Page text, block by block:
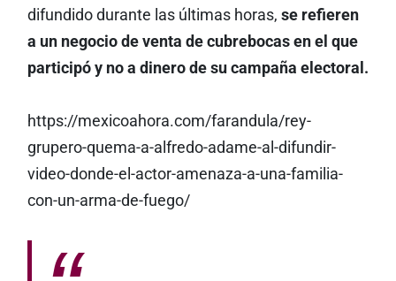
difundido durante las últimas horas, se refieren
a un negocio de venta de cubrebocas en el que
participó y no a dinero de su campaña electoral.
https://mexicoahora.com/farandula/rey-
grupero-quema-a-alfredo-adame-al-difundir-
video-donde-el-actor-amenaza-a-una-familia-
con-un-arma-de-fuego/